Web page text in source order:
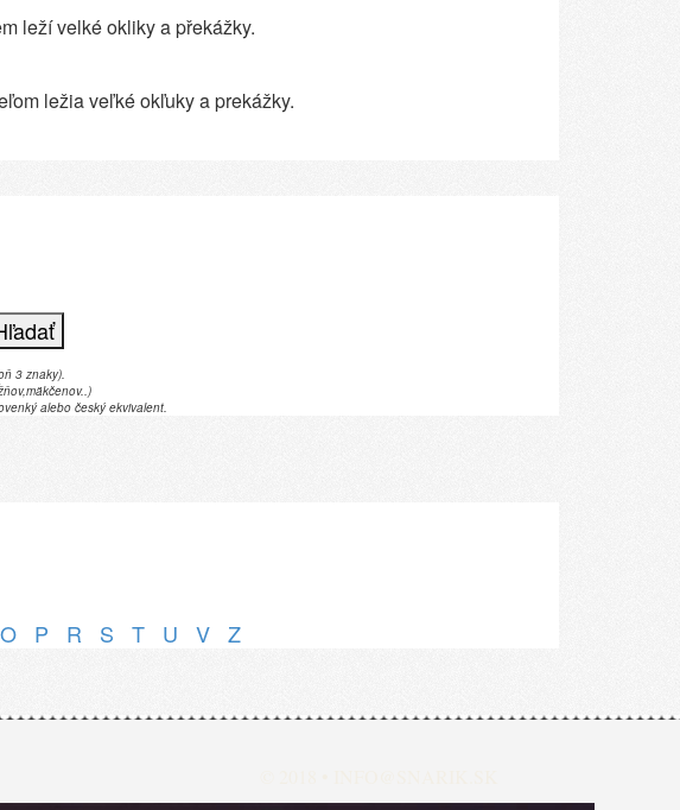
leží velké okliky a překážky.
ležia veľké okľuky a prekážky.
3 znaky).
alebo český ekvivalent.
O P R S T U V Z